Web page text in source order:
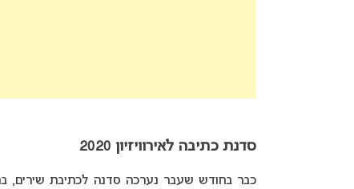
סדנת כתיבה לאירוויזיון 2020
כבר בחודש שעבר נערכה סדנה לכתיבת שירים,